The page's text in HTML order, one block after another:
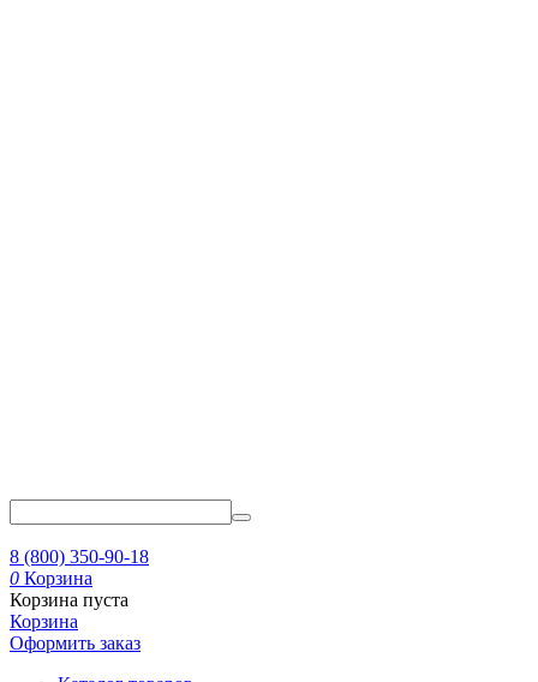
8 (800) 350-90-18
0 Корзина
Корзина пуста
Корзина
Оформить заказ